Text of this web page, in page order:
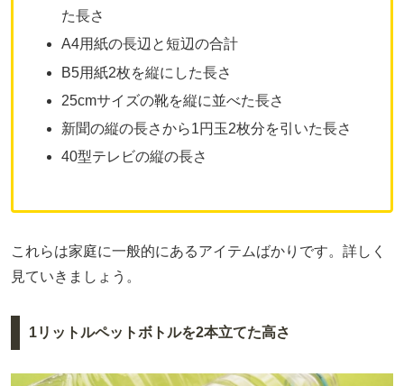
た長さ
A4用紙の長辺と短辺の合計
B5用紙2枚を縦にした長さ
25cmサイズの靴を縦に並べた長さ
新聞の縦の長さから1円玉2枚分を引いた長さ
40型テレビの縦の長さ
これらは家庭に一般的にあるアイテムばかりです。詳しく
見ていきましょう。
1リットルペットボトルを2本立てた高さ